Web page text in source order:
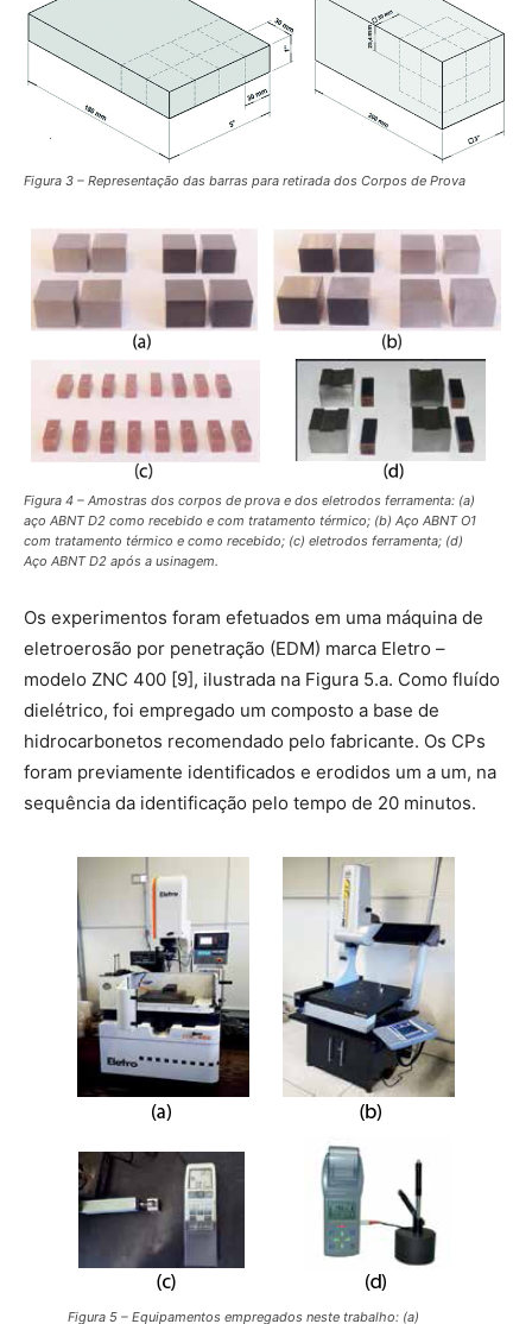
Figura 3 – Representação das barras para retirada dos Corpos de Prova
Figura 4 – Amostras dos corpos de prova e dos eletrodos ferramenta: (a)
aço ABNT D2 como recebido e com tratamento térmico; (b) Aço ABNT O1
com tratamento térmico e como recebido; (c) eletrodos ferramenta; (d)
Aço ABNT D2 após a usinagem.
Os experimentos foram efetuados em uma máquina de
eletroerosão por penetração (EDM) marca Eletro –
modelo ZNC 400 [9], ilustrada na Figura 5.a. Como fluído
dielétrico, foi empregado um composto a base de
hidrocarbonetos recomendado pelo fabricante. Os CPs
foram previamente identificados e erodidos um a um, na
sequência da identificação pelo tempo de 20 minutos.
Figura 5 – Equipamentos empregados neste trabalho: (a)